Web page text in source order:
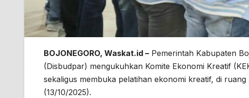
BOJONEGORO, Waskat.id – Pemerintah Kabupaten
(Disbudpar) mengukuhkan Komite Ekonomi Kreatif
sekaligus membuka pelatihan ekonomi kreatif, di
(13/10/2025).